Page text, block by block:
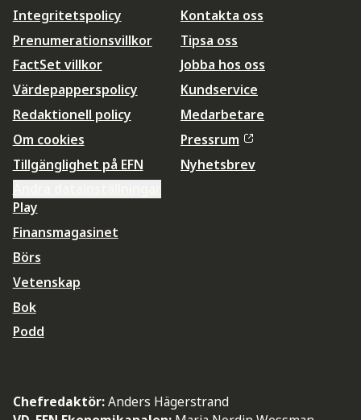
Integritetspolicy
Prenumerationsvillkor
FactSet villkor
Värdepapperspolicy
Redaktionell policy
Om cookies
Tillgänglighet på EFN
Kontakta oss
Tipsa oss
Jobba hos oss
Kundservice
Medarbetare
Pressrum
Nyhetsbrev
Play
Finansmagasinet
Börs
Vetenskap
Bok
Podd
Chefredaktör:Anders Hägerstrand